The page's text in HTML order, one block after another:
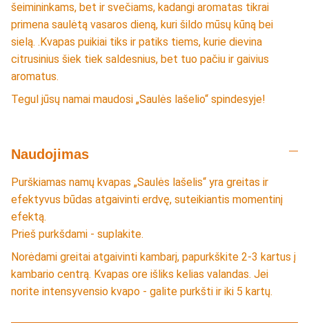
šeimininkams, bet ir svečiams, kadangi aromatas tikrai
primena saulėtą vasaros dieną, kuri šildo mūsų kūną bei
sielą. .Kvapas puikiai tiks ir patiks tiems, kurie dievina
citrusinius šiek tiek saldesnius, bet tuo pačiu ir gaivius
aromatus.
Tegul jūsų namai maudosi „Saulės lašelio“ spindesyje!
Naudojimas
Purškiamas namų kvapas „Saulės lašelis“ yra greitas ir
efektyvus būdas atgaivinti erdvę, suteikiantis momentinį
efektą.
Prieš purkšdami - suplakite.
Norėdami greitai atgaivinti kambarį, papurkškite 2-3 kartus į
kambario centrą. Kvapas ore išliks kelias valandas. Jei
norite intensyvensio kvapo - galite purkšti ir iki 5 kartų.